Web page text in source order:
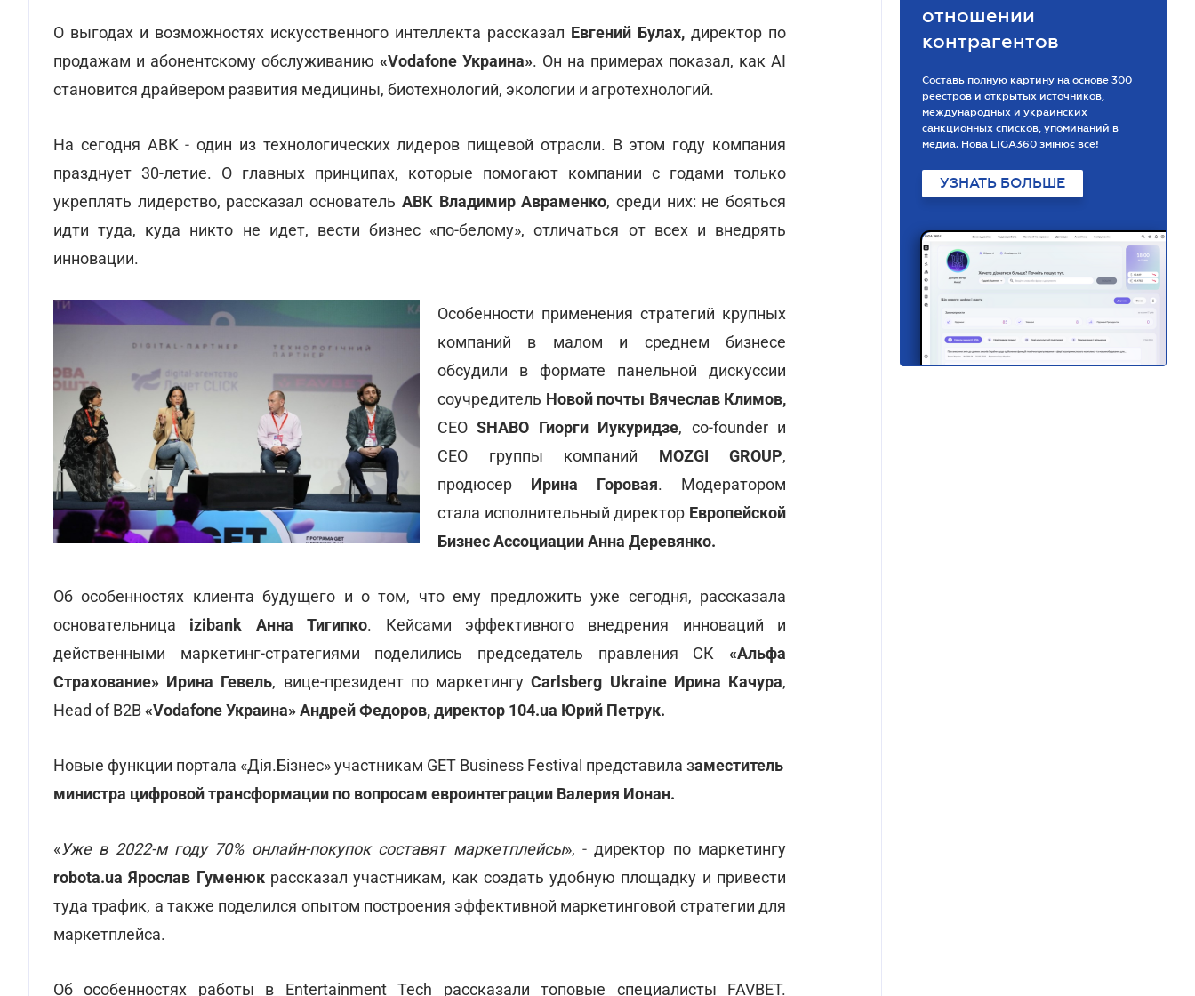
О выгодах и возможностях искусственного интеллекта рассказал Евгений Булах, директор по
продажам и абонентскому обслуживанию «Vodafone Украина». Он на примерах показал, как АI
становится драйвером развития медицины, биотехнологий, экологии и агротехнологий.
На сегодня АВК- один из технологических лидеров пищевой отрасли. В этом году компания
празднует 30-летие. О главных принципах, которые помогают компании с годами только
укреплять лидерство, рассказал основатель АВК Владимир Авраменко, среди них: не бояться
идти туда, куда никто не идет, вести бизнес «по-белому», отличаться от всех и внедрять
инновации.
Особенности применения стратегий крупных
компаний в малом и среднем бизнесе
обсудили в формате панельной дискуссии
соучредитель Новой почты Вячеслав Климов,
СЕОSHABO Гиорги Иукуридзе, co-founder и
CEO группы компаний MOZGI GROUP,
продюсер Ирина Горовая. Модератором
стала исполнительный директор Европейской
Бизнес Ассоциации Анна Деревянко.
Об особенностях клиента будущего и о том, что ему предложить уже сегодня, рассказала
основательница izibank Анна Тигипко. Кейсами эффективного внедрения инноваций и
действенными маркетинг-стратегиями поделились председатель правления СК «Альфа
Страхование» Ирина Гевель, вице-президент по маркетингуCarlsberg Ukraine Ирина Качура,
Head of B2B«Vodafone Украина» Андрей Федоров, директор 104.ua Юрий Петрук.
Новые функции портала «Дiя.Бiзнес» участникам GET Business Festival представила заместитель
министра цифровой трансформации по вопросам евроинтеграции Валерия Ионан.
«Уже в 2022-м году 70% онлайн-покупок составят маркетплейсы», -директор по маркетингу
rоbota.ua Ярослав Гуменюкрассказал участникам, как создать удобную площадку и привести
туда трафик, а также поделился опытом построения эффективной маркетинговой стратегии для
маркетплейса.
Об особенностях работы в Entertainment Tech рассказали топовые специалисты FAVBET.
отношении
контрагентов
Составь полную картину на основе 300
реестров и открытых источников,
международных и украинских
санкционных списков, упоминаний в
медиа. Нова LIGA360 змінює все!
УЗНАТЬ БОЛЬШЕ